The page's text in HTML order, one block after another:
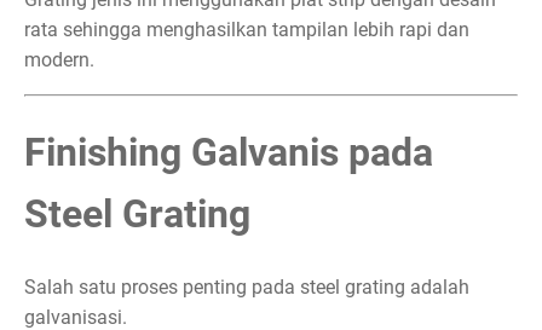
rata sehingga menghasilkan tampilan lebih rapi dan
modern.
Finishing Galvanis pada
Steel Grating
Salah satu proses penting pada steel grating adalah
galvanisasi.